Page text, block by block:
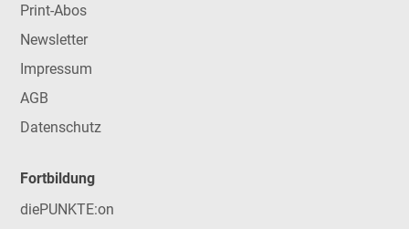
Print-Abos
Newsletter
Impressum
AGB
Datenschutz
Fortbildung
diePUNKTE:on